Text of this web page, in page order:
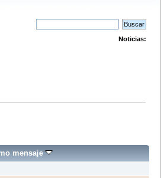
Noticias:
mensaje